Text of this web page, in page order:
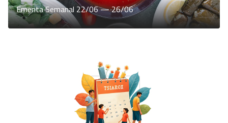
Ementa Semanal 22/06 — 26/06